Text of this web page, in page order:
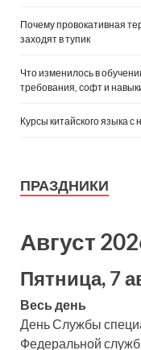
Почему провокативная
заходят в тупик
Что изменилось в
требования, софт и
Курсы китайского языка с
ПРАЗДНИКИ
Август
Пятница, 7
Весь день
День Службы
Федеральной